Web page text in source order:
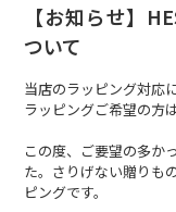
【お知らせ】
ついて
当店のラッピング対応
ラッピングご希望の方
この度、ご要望の多か
た。さりげない贈りも
ピングです。